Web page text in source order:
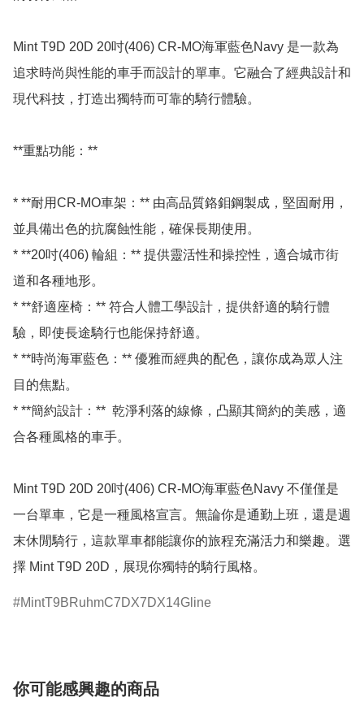
Mint T9D 20D 20吋(406) CR-MO海軍藍色Navy 是一款為
追求時尚與性能的車手而設計的單車。它融合了經典設計和
現代科技，打造出獨特而可靠的騎行體驗。
**重點功能：**
* **耐用CR-MO車架：** 由高品質鉻鉬鋼製成，堅固耐用，
並具備出色的抗腐蝕性能，確保長期使用。
* **20吋(406) 輪組：** 提供靈活性和操控性，適合城市街
道和各種地形。
* **舒適座椅：** 符合人體工學設計，提供舒適的騎行體
驗，即使長途騎行也能保持舒適。
* **時尚海軍藍色：** 優雅而經典的配色，讓你成為眾人注
目的焦點。
* **簡約設計：**  乾淨利落的線條，凸顯其簡約的美感，適
合各種風格的車手。
Mint T9D 20D 20吋(406) CR-MO海軍藍色Navy 不僅僅是
一台單車，它是一種風格宣言。無論你是通勤上班，還是週
末休閒騎行，這款單車都能讓你的旅程充滿活力和樂趣。選
MintT9BRuhmC7DX7DX14Gline
你可能感興趣的商品